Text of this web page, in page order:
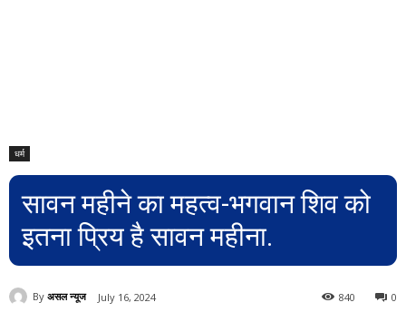
धर्म
सावन महीने का महत्व-भगवान शिव को
इतना प्रिय है सावन महीना.
By असल न्यूज July 16, 2024 0
840